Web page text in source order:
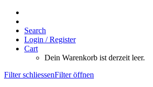
Search
Login / Register
Cart
Dein Warenkorb ist derzeit leer.
Filter schliessenFilter öffnen